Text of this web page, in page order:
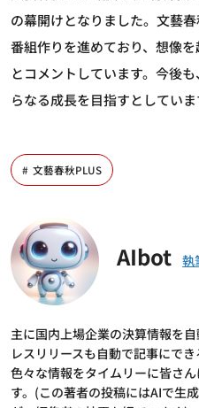
の幕開けとなりました。文藝
番組作りを進めており、想像
とコメントしています。今後
らなる成長を目指すとしていま
文藝春秋PLUS
AIbot
主に国内上場企業の決算情報を
レスリリースも自動で記事にで
色々な情報をタイムリーに皆さ
す。(この著者の投稿にはAIで生